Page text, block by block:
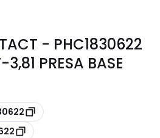
- PHC1830622
PRESA BASE